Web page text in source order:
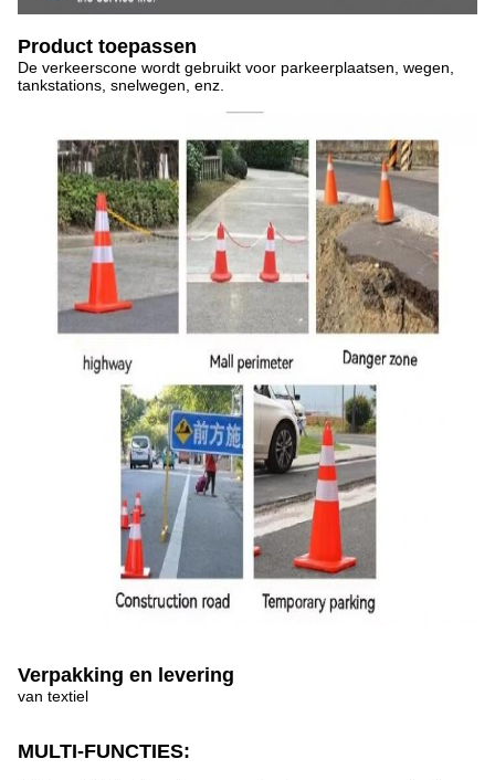
Product toepassen
De verkeerscone wordt gebruikt voor parkeerplaatsen, wegen,
tankstations, snelwegen, enz.
Verpakking en levering
van textiel
MULTI-FUNCTIES: